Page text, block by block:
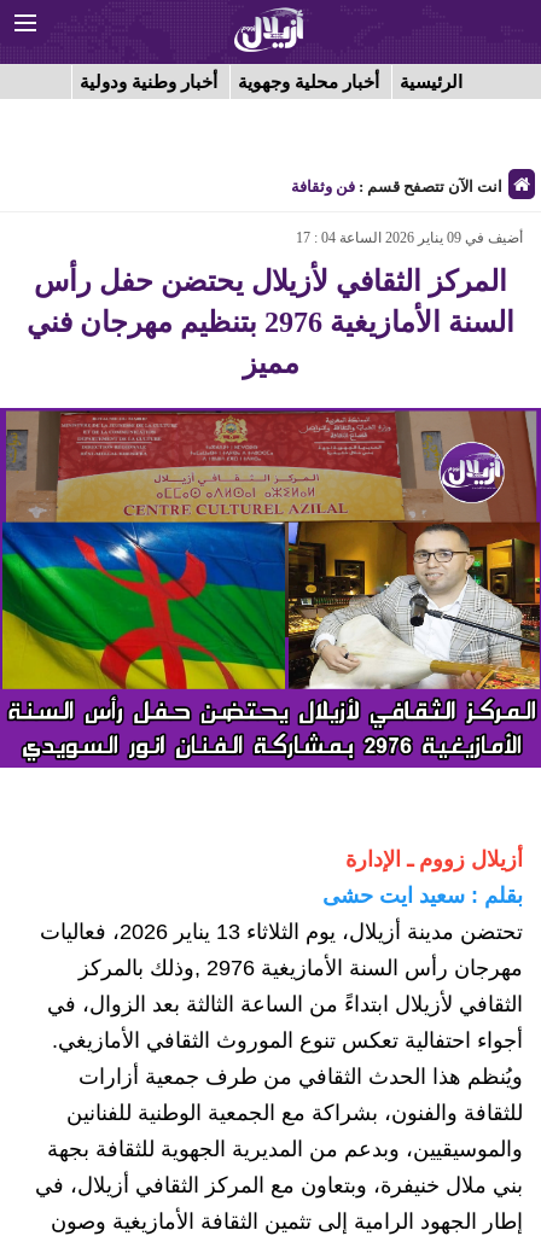
الرئيسية أخبار محلية وجهوية أخبار وطنية ودولية
انت الآن تتصفح قسم : فن وثقافة
أضيف في 09 يناير 2026 الساعة 04 : 17
المركز الثقافي لأزيلال يحتضن حفل رأس
السنة الأمازيغية 2976 بتنظيم مهرجان فني
مميز
أزيلال زووم ـ الإدارة
بقلم : سعيد ايت حشى
تحتضن مدينة أزيلال، يوم الثلاثاء 13 يناير 2026، فعاليات
مهرجان رأس السنة الأمازيغية 2976 ,وذلك بالمركز
الثقافي لأزيلال ابتداءً من الساعة الثالثة بعد الزوال، في
أجواء احتفالية تعكس تنوع الموروث الثقافي الأمازيغي.
ويُنظم هذا الحدث الثقافي من طرف جمعية أزارات
للثقافة والفنون، بشراكة مع الجمعية الوطنية للفنانين
والموسيقيين، وبدعم من المديرية الجهوية للثقافة بجهة
بني ملال خنيفرة، وبتعاون مع المركز الثقافي أزيلال، في
إطار الجهود الرامية إلى تثمين الثقافة الأمازيغية وصون